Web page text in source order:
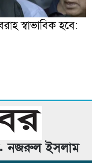
স্বাভাবিক হবে:
নজরুল ইসলাম